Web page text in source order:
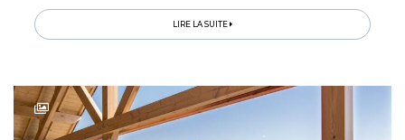
LIRE LA SUITE